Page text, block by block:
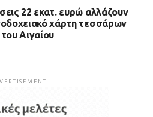
22 εκατ. ευρώ αλλάζουν
χάρτη τεσσάρων
Αιγαίου